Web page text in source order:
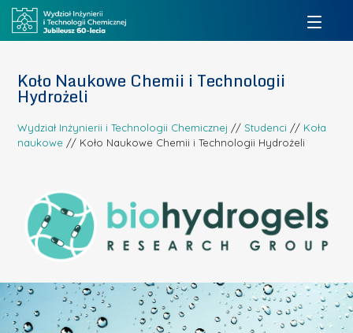
Koło Naukowe Chemii i Technologii
Hydrożeli
Wydział Inżynierii i Technologii Chemicznej //Studenci // Koła
naukowe // Koło Naukowe Chemii i Technologii Hydrożeli